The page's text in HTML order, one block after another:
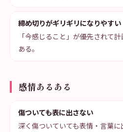
締め切りがギリギリになりやすい
「今感じること」が優先されて
ある。
感情あるある
傷ついても表に出さない
深く傷ついていても表情・言葉